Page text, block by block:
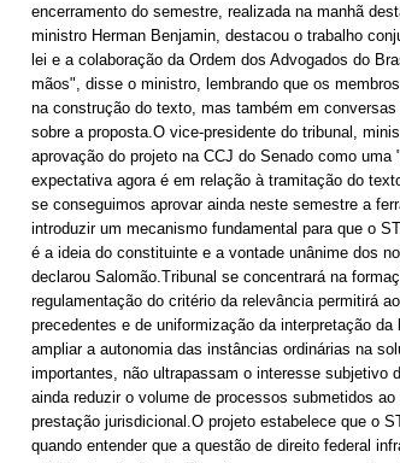
encerramento do semestre, realizada na manhã
ministro Herman Benjamin, destacou o trabalho
lei e a colaboração da Ordem dos Advogados do
mãos", disse o ministro, lembrando que os
na construção do texto, mas também em
sobre a proposta.O vice-presidente do tribunal,
aprovação do projeto na CCJ do Senado como
expectativa agora é em relação à tramitação do
se conseguimos aprovar ainda neste semestre a
introduzir um mecanismo fundamental para que o
é a ideia do constituinte e a vontade unânime dos
declarou Salomão.Tribunal se concentrará na
regulamentação do critério da relevância permitirá
precedentes e de uniformização da interpretação
ampliar a autonomia das instâncias ordinárias na
importantes, não ultrapassam o interesse subjetivo
ainda reduzir o volume de processos submetidos
prestação jurisdicional.O projeto estabelece que o
quando entender que a questão de direito federal